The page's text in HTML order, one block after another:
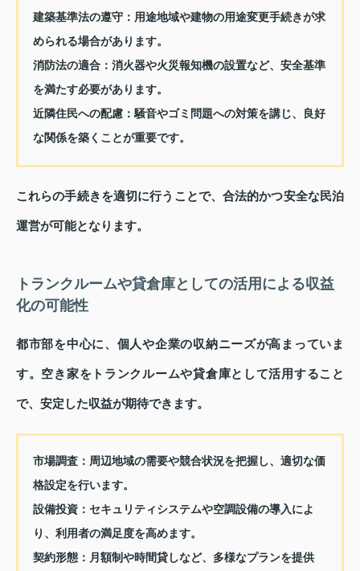
建築基準法の遵守： 用途地域や建物の用途変更手続きが求
められる場合があります。
消防法の適合： 消火器や火災報知機の設置など、安全基準
を満たす必要があります。
近隣住民への配慮： 騒音やゴミ問題への対策を講じ、良好
な関係を築くことが重要です。
これらの手続きを適切に行うことで、合法的かつ安全な民泊
運営が可能となります。
トランクルームや貸倉庫としての活用による収益
化の可能性
都市部を中心に、個人や企業の収納ニーズが高まっていま
す。空き家をトランクルームや貸倉庫として活用すること
で、安定した収益が期待できます。
市場調査： 周辺地域の需要や競合状況を把握し、適切な価
格設定を行います。
設備投資： セキュリティシステムや空調設備の導入によ
り、利用者の満足度を高めます。
契約形態： 月額制や時間貸しなど、多様なプランを提供